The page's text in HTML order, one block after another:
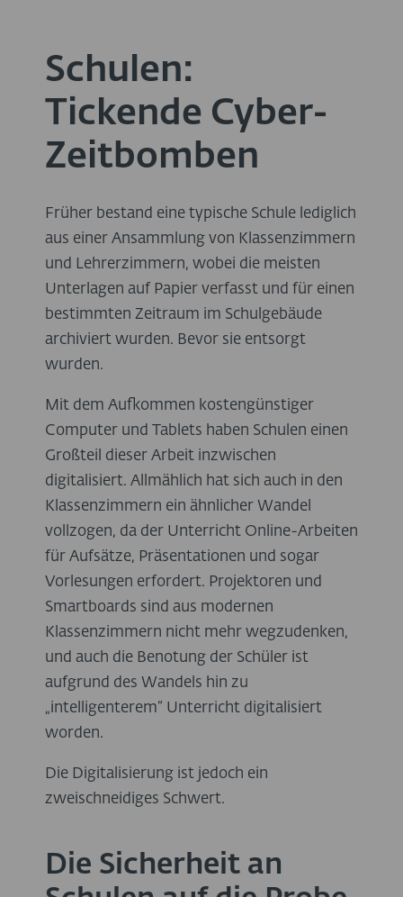
Schulen:
Tickende Cyber-
Zeitbomben
Früher bestand eine typische Schule lediglich
aus einer Ansammlung von Klassenzimmern
und Lehrerzimmern, wobei die meisten
Unterlagen auf Papier verfasst und für einen
bestimmten Zeitraum im Schulgebäude
archiviert wurden. Bevor sie entsorgt
wurden.
Mit dem Aufkommen kostengünstiger
Computer und Tablets haben Schulen einen
Großteil dieser Arbeit inzwischen
digitalisiert. Allmählich hat sich auch in den
Klassenzimmern ein ähnlicher Wandel
vollzogen, da der Unterricht Online-Arbeiten
für Aufsätze, Präsentationen und sogar
Vorlesungen erfordert. Projektoren und
Smartboards sind aus modernen
Klassenzimmern nicht mehr wegzudenken,
und auch die Benotung der Schüler ist
aufgrund des Wandels hin zu
„intelligenterem“ Unterricht digitalisiert
worden.
Die Digitalisierung ist jedoch ein
zweischneidiges Schwert.
Die Sicherheit an